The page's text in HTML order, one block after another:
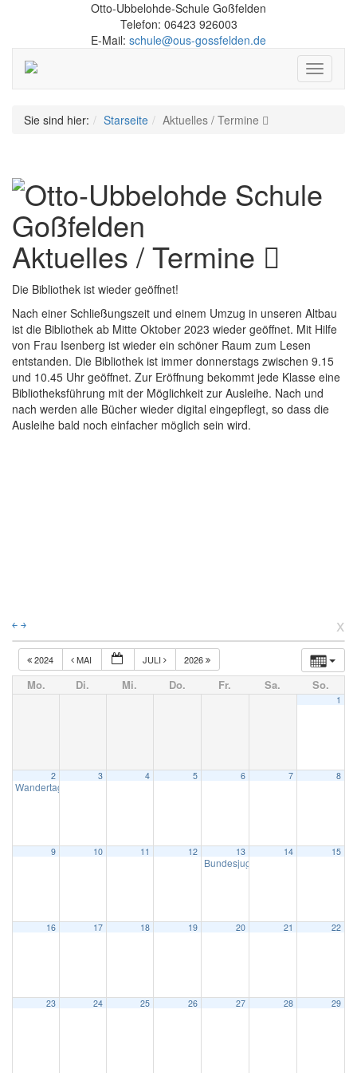
Otto-Ubbelohde-Schule Goßfelden
Telefon: 06423 926003
E-Mail: schule@ous-gossfelden.de
Schalte
Sie sind hier: Starseite Aktuelles / Termine
Aktuelles / Termine
Die Bibliothek ist wieder geöffnet!
Nach einer Schließungszeit und einem Umzug in unseren Altbau
ist die Bibliothek ab Mitte Oktober 2023 wieder geöffnet. Mit Hilfe
von Frau Isenberg ist wieder ein schöner Raum zum Lesen
entstanden. Die Bibliothek ist immer donnerstags zwischen 9.15
und 10.45 Uhr geöffnet. Zur Eröffnung bekommt jede Klasse eine
Bibliotheksführung mit der Möglichkeit zur Ausleihe. Nach und
nach werden alle Bücher wieder digital eingepflegt, so dass die
Ausleihe bald noch einfacher möglich sein wird.
￩ ￫ x
2024 MAI JULI 2026
Mo. Di. Mi. Do. Fr. Sa. So.
1
2
Wandertag
3 4 5 6 7 8
9 10 11 12 13
Bundesjugendspiele
14 15
16 17 18 19 20 21 22
23 24 25 26 27 28 29